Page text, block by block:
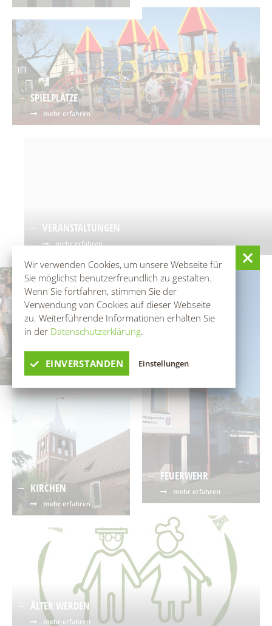
Zahlen & Statistik
Formularservice
Spielplätze
Spenden & Sponsoring
Tourismus
Wir verwenden Cookies, um unsere Webseite für
Sie möglichst benutzerfreundlich zu gestalten.
Wenn Sie fortfahren, stimmen Sie der
Verwendung von Cookies auf dieser Webseite
zu. Weiterführende Informationen erhalten Sie
in der Datenschutzerklärung.
EINVERSTANDEN Einstellungen
SPIELPLÄTZE
mehr erfahren
VERANSTALTUNGEN
mehr erfahren
VEREINE
mehr erfahren
FEUERWEHR
mehr erfahren
KIRCHEN
mehr erfahren
ÄLTER WERDEN
mehr erfahren